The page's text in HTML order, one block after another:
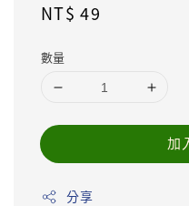
Regular
NT$ 49
數量
加
分享